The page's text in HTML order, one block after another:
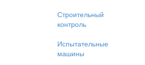
Строительный
контроль
Испытательные
машины